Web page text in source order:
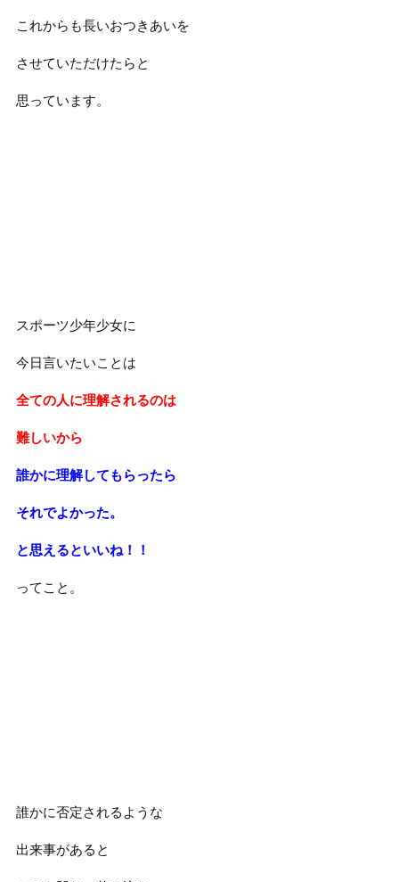
これからも長いおつきあいを
させていただけたらと
思っています。
スポーツ少年少女に
今日言いたいことは
全ての人に理解されるのは
難しいから
誰かに理解してもらったら
それでよかった。
と思えるといいね！！
ってこと。
誰かに否定されるような
出来事があると